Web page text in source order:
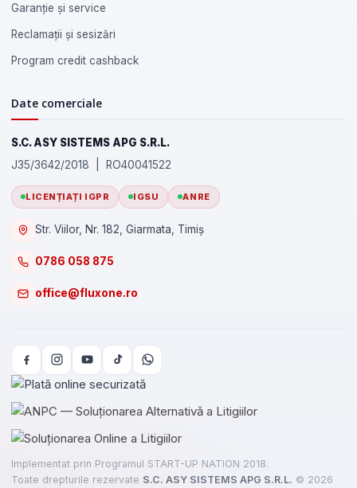
Garanție și service
Reclamații și sesizări
Program credit cashback
Date comerciale
S.C. ASY SISTEMS APG S.R.L.
J35/3642/2018 | RO40041522
LICENȚIAȚI IGPR IGSU ANRE
Str. Viilor, Nr. 182, Giarmata, Timiș
0786 058 875
office@fluxone.ro
Implementat prin Programul START-UP NATION 2018.
Toate drepturile rezervate S.C. ASY SISTEMS APG S.R.L. © 2026